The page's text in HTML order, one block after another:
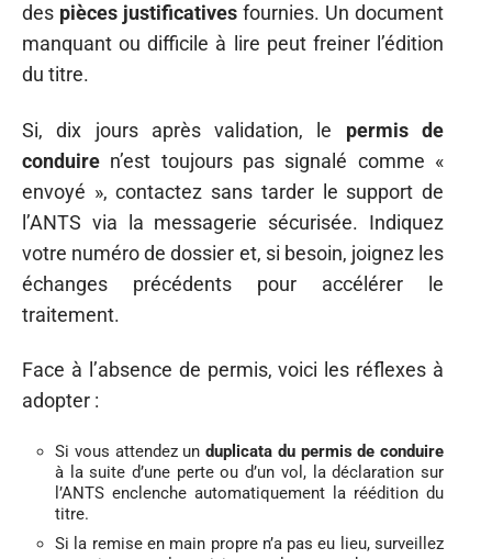
des pièces justificatives fournies. Un document
manquant ou difficile à lire peut freiner l’édition
du titre.
Si, dix jours après validation, le permis de
conduire n’est toujours pas signalé comme «
envoyé », contactez sans tarder le support de
l’ANTS via la messagerie sécurisée. Indiquez
votre numéro de dossier et, si besoin, joignez les
échanges précédents pour accélérer le
traitement.
Face à l’absence de permis, voici les réflexes à
adopter :
Si vous attendez un duplicata du permis de conduire
à la suite d’une perte ou d’un vol, la déclaration sur
l’ANTS enclenche automatiquement la réédition du
titre.
Si la remise en main propre n’a pas eu lieu, surveillez